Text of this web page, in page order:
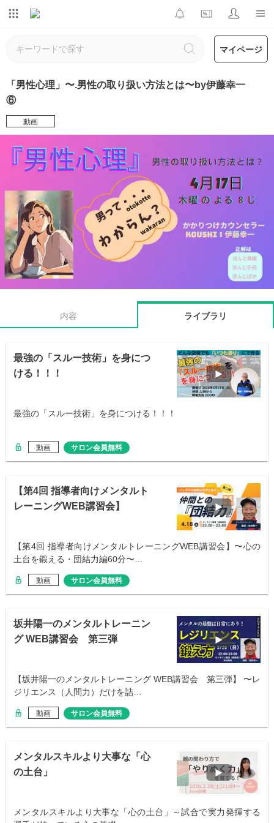
マイページ
「男性心理」〜.男性の取り扱い方法とは〜by伊藤幸一
⑥
動画
内容 ライブラリ
最強の「スルー技術」を身につ
ける！！！
最強の「スルー技術」を身につける！！！
動画 サロン会員無料
【第4回 指導者向けメンタルト
レーニングWEB講習会】
【第4回 指導者向けメンタルトレーニングWEB講習会】〜心の
土台を鍛える・団結力編60分〜…
動画 サロン会員無料
坂井陽一のメンタルトレーニン
グ WEB講習会 第三弾
【坂井陽一のメンタルトレーニング WEB講習会 第三弾】 〜レ
ジリエンス（人間力）だけを詰…
動画 サロン会員無料
メンタルスキルより大事な「心
の土台」
メンタルスキルより大事な「心の土台」～試合で実力発揮する